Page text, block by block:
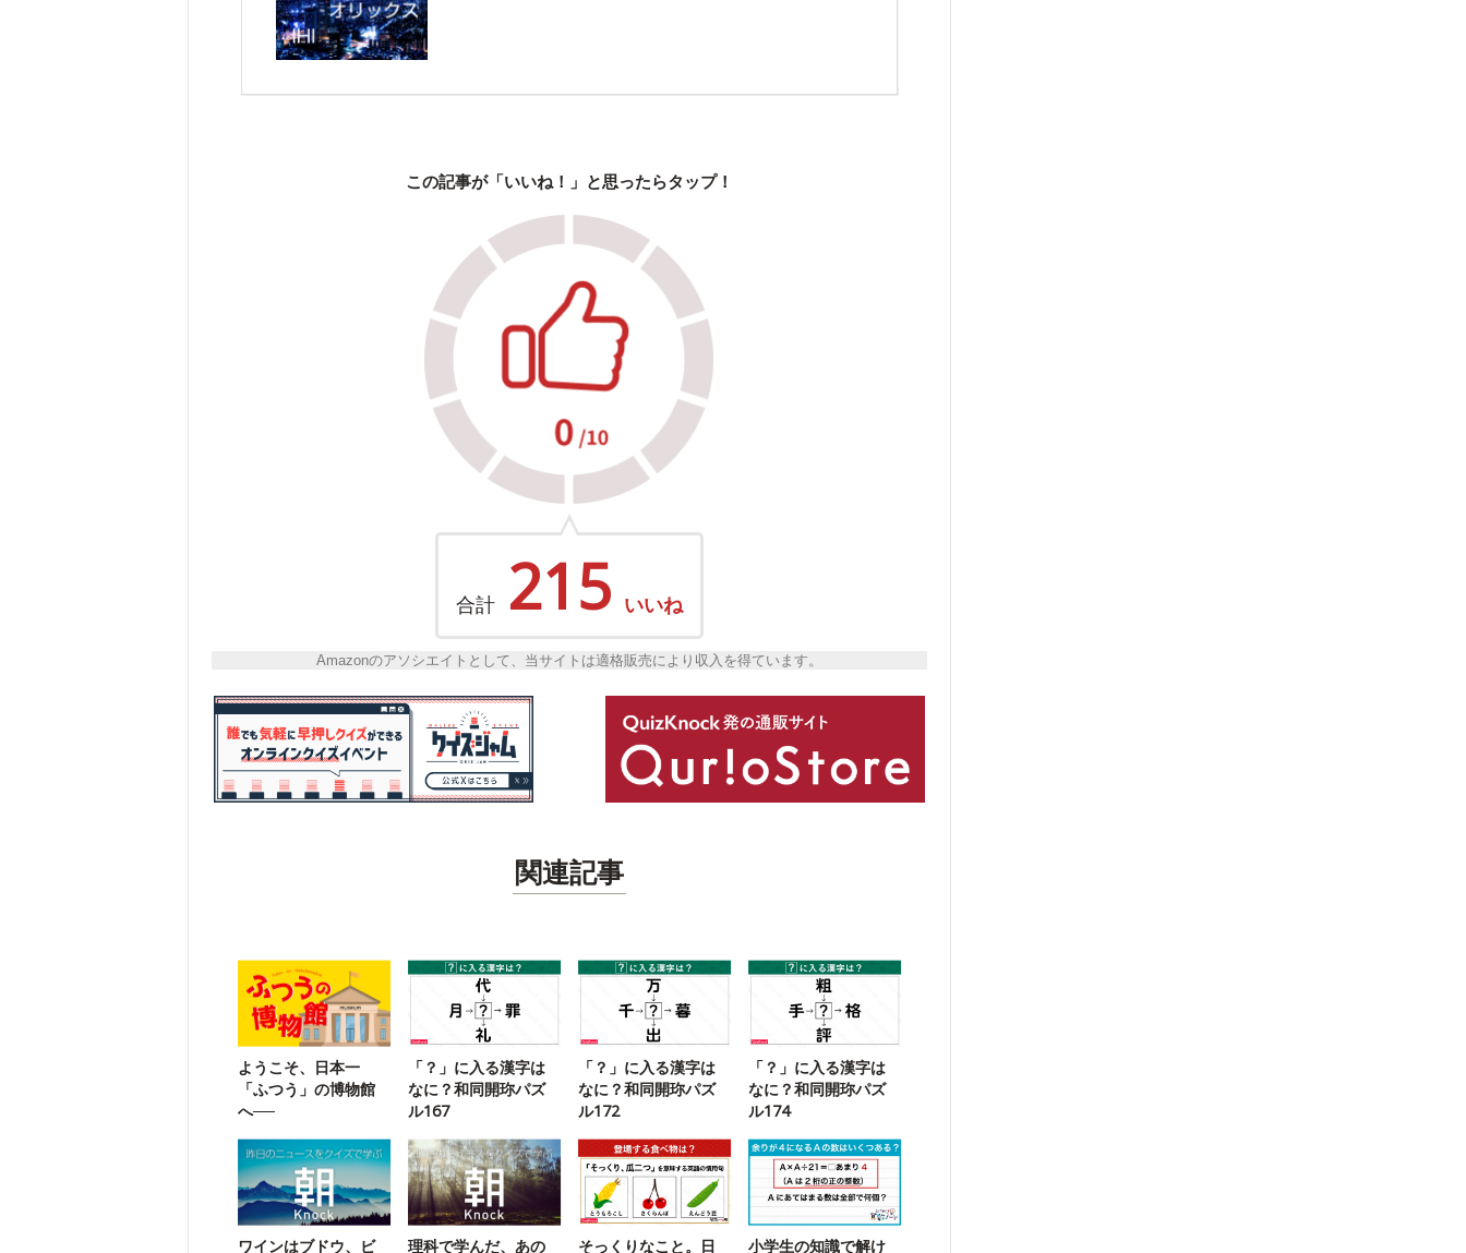
この記事が「いいね！」と思ったらタップ！
合計 215 いいね
Amazonのアソシエイトとして、当サイトは適格販売により収入を得ています。
関連記事
ようこそ、日本一
「ふつう」の博物館
へ──
「？」に入る漢字は
なに？和同開珎パズ
ル167
「？」に入る漢字は
なに？和同開珎パズ
ル172
「？」に入る漢字は
なに？和同開珎パズ
ル174
ワインはブドウ、ビ 理科で学んだ、あの そっくりなこと。日 小学生の知識で解け